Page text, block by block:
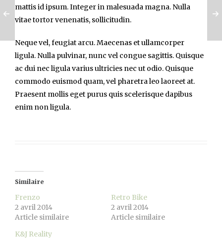
mattis id ipsum. Integer in malesuada magna. Nulla
vitae tortor venenatis, sollicitudin.
Neque vel, feugiat arcu. Maecenas et ullamcorper
ligula. Nulla pulvinar, nunc vel congue sagittis. Quisque
ac dui nec ligula varius ultricies nec ut odio. Quisque
commodo euismod quam, vel pharetra leo laoreet at.
Praesent mollis eget purus quis scelerisque dapibus
enim non ligula.
Similaire
Frenzo
2 avril 2014
Article similaire
Retro Bike
2 avril 2014
Article similaire
K&J Reality